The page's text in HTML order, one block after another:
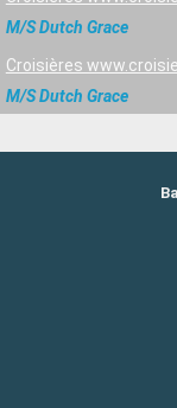
M/S Dutch Grace
Croisières
M/S Dutch Grace